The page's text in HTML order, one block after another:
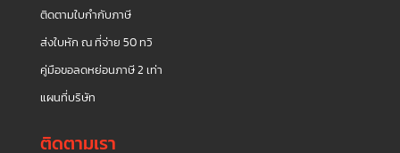
ติดตามใบกำกับภาษี
ส่งใบหัก ณ ที่จ่าย 50 ทวิ
คู่มือขอลดหย่อนภาษี 2 เท่า
แผนที่บริษัท
ติดตามเรา